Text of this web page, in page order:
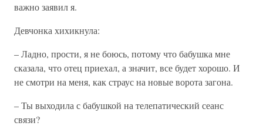
важно заявил я.
Девчонка хихикнула:
– Ладно, прости, я не боюсь, потому что бабушка мне
сказала, что отец приехал, а значит, все будет хорошо. И
не смотри на меня, как страус на новые ворота загона.
– Ты выходила с бабушкой на телепатический сеанс
связи?